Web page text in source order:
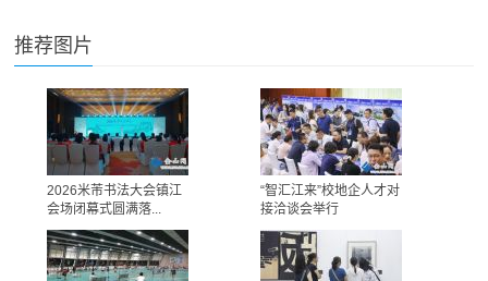
推荐图片
2026米芾书法大会镇江
会场闭幕式圆满落...
“智汇江来”校地企人才对
接洽谈会举行